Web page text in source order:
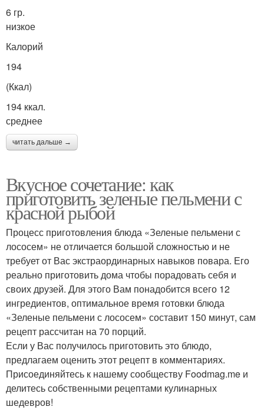
6 гр.
низкое
Калорий
194
(Ккал)
194 ккал.
среднее
читать дальше →
Вкусное сочетание: как
приготовить зеленые пельмени с
красной рыбой
Процесс приготовления блюда «Зеленые пельмени с
лососем» не отличается большой сложностью и не
требует от Вас экстраординарных навыков повара. Его
реально приготовить дома чтобы порадовать себя и
своих друзей. Для этого Вам понадобится всего 12
ингредиентов, оптимальное время готовки блюда
«Зеленые пельмени с лососем» составит 150 минут, сам
рецепт рассчитан на 70 порций.
Если у Вас получилось приготовить это блюдо,
предлагаем оценить этот рецепт в комментариях.
Присоединяйтесь к нашему сообществу Foodmag.me и
делитесь собственными рецептами кулинарных
шедевров!